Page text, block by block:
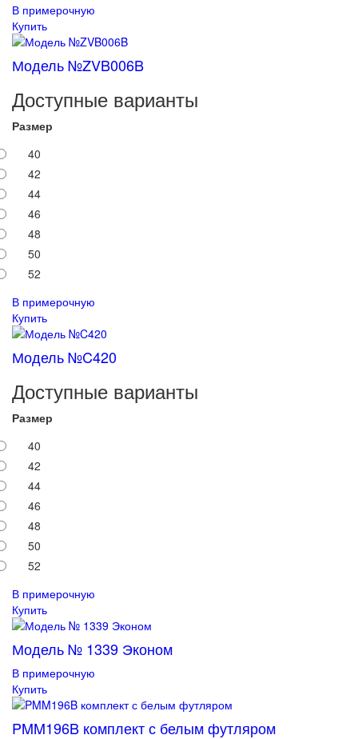
В примерочную
Купить
Модель №ZVB006B
Доступные варианты
Размер
40
42
44
46
48
50
52
В примерочную
Купить
Модель №C420
Доступные варианты
Размер
40
42
44
46
48
50
52
В примерочную
Купить
Модель № 1339 Эконом
В примерочную
Купить
PMM196B комплект с белым футляром